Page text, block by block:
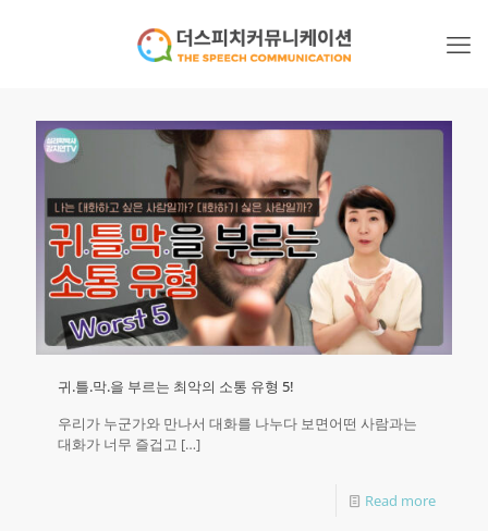
귀.틀.막.을 부르는 최악의 소통 유형 5!
우리가 누군가와 만나서 대화를 나누다 보면어떤 사람과는
대화가 너무 즐겁고 […]
Read more